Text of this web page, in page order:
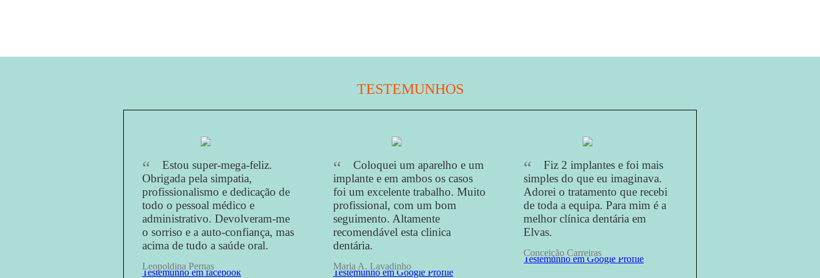
TESTEMUNHOS
Estou super-mega-feliz.
Obrigada pela simpatia,
profissionalismo e dedicação de
todo o pessoal médico e
administrativo. Devolveram-me
o sorriso e a auto-confiança, mas
acima de tudo a saúde oral.
Leopoldina Pernas
Testemunho em facebook
Coloquei um aparelho e um
implante e em ambos os casos
foi um excelente trabalho. Muito
profissional, com um bom
seguimento. Altamente
recomendável esta clinica
dentária.
Maria A. Lavadinho
Testemunho em Google Profile
Fiz 2 implantes e foi mais
simples do que eu imaginava.
Adorei o tratamento que recebi
de toda a equipa. Para mim é a
melhor clínica dentária em
Elvas.
Conceição Carreiras
Testemunho em Google Profile